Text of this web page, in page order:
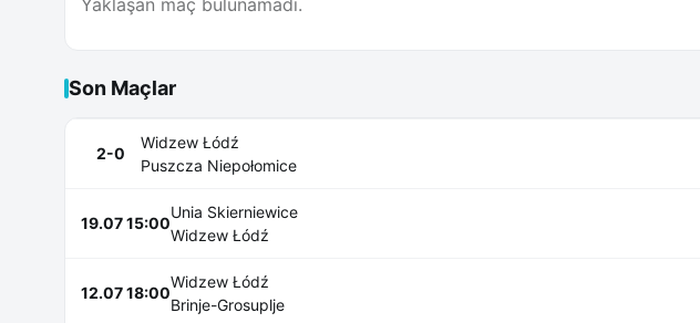
Son Maçlar
2-0
Widzew Łódź
Puszcza Niepołomice
19.07 15:00
Unia Skierniewice
Widzew Łódź
12.07 18:00
Widzew Łódź
Brinje-Grosuplje